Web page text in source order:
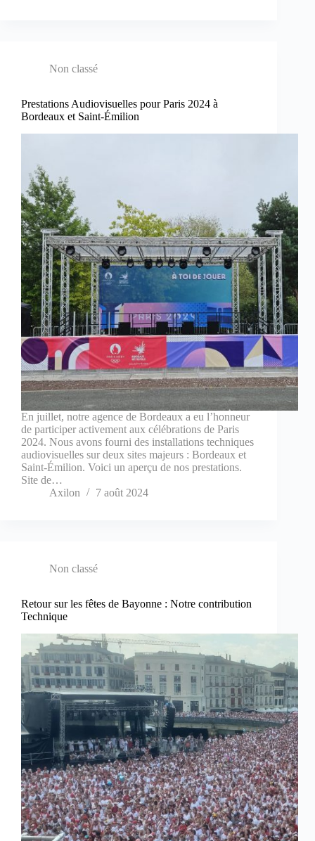
Non classé
Prestations Audiovisuelles pour Paris 2024 à
Bordeaux et Saint-Émilion
En juillet, notre agence de Bordeaux a eu l’honneur
de participer activement aux célébrations de Paris
2024. Nous avons fourni des installations techniques
audiovisuelles sur deux sites majeurs : Bordeaux et
Saint-Émilion. Voici un aperçu de nos prestations.
Site de…
Axilon
7 août 2024
Non classé
Retour sur les fêtes de Bayonne : Notre contribution
Technique